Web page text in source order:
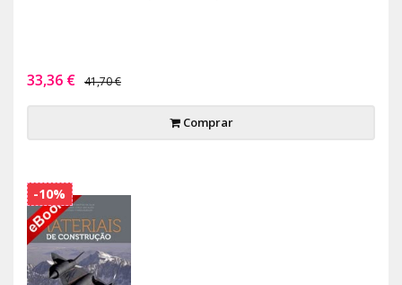
33,36 € 41,70 €
Comprar
-10%